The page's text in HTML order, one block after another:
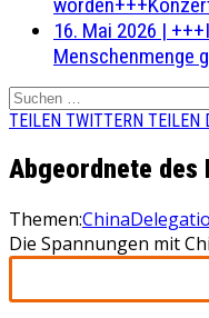
16. Mai 2026 |
Menschenmenge
Suchen
nach:
TEILEN TWITTERN TEILEN
Abgeordnete des
Themen:China
Die Spannungen mit